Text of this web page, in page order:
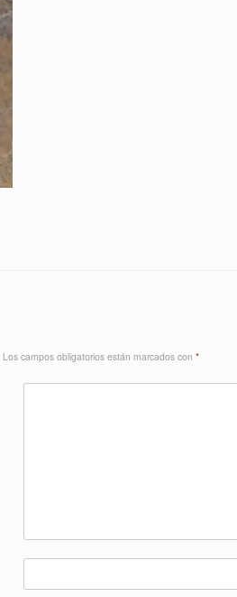
Los campos obligatorios están marcados con *